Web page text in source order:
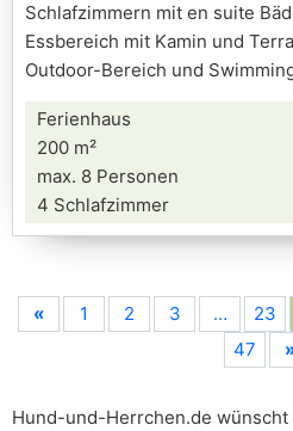
Schlafzimmern mit en suite
Essbereich mit Kamin und
Outdoor-Bereich und
Ferienhaus
200 m²
max. 8 Personen
4 Schlafzimmer
« 1 2 3 … 23
47
Hund-und-Herrchen.de